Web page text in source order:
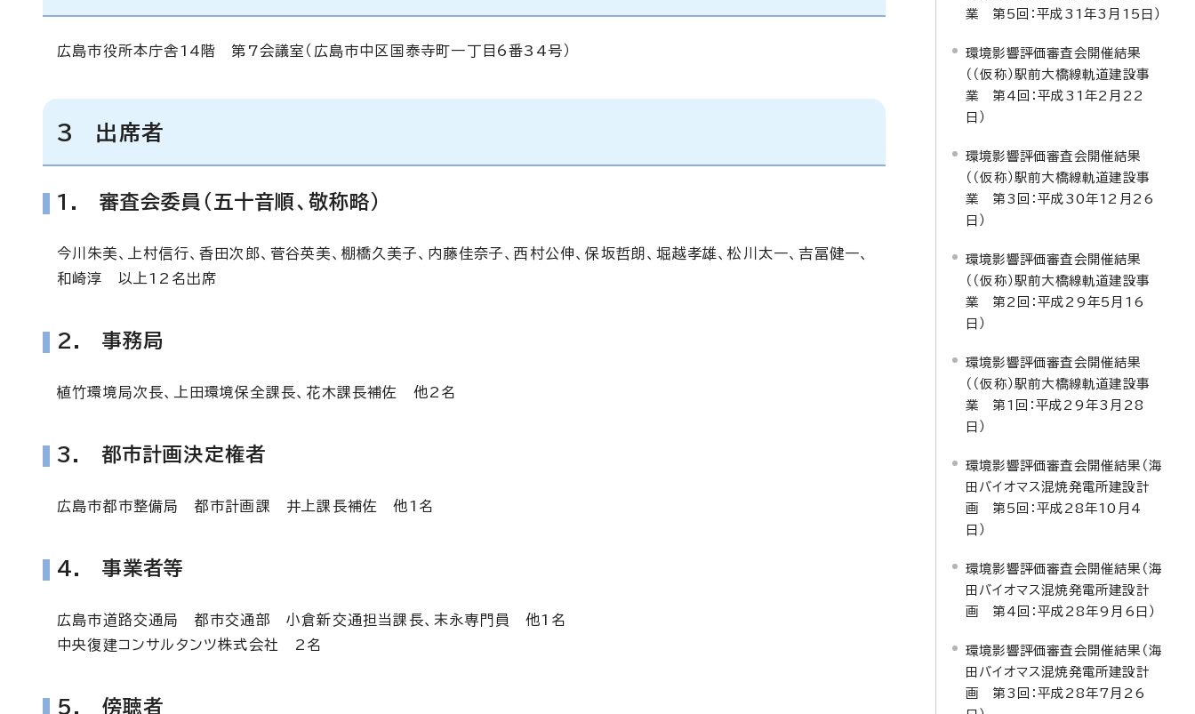
広島市役所本庁舎14階 第7会議室（広島市中区国泰寺町一丁目6番34号）
3 出席者
1. 審査会委員（五十音順、敬称略）
今川朱美、上村信行、香田次郎、菅谷英美、棚橋久美子、内藤佳奈子、西村公伸、保坂哲朗、堀越孝雄、松川太一、吉冨健一、
和崎淳 以上12名出席
2. 事務局
植竹環境局次長、上田環境保全課長、花木課長補佐 他2名
3. 都市計画決定権者
広島市都市整備局 都市計画課 井上課長補佐 他1名
4. 事業者等
広島市道路交通局 都市交通部 小倉新交通担当課長、末永専門員 他1名
中央復建コンサルタンツ株式会社 2名
5. 傍聴者
業 第5回：平成31年3月15日）
環境影響評価審査会開催結果
（（仮称）駅前大橋線軌道建設事
業 第4回：平成31年2月22
日）
環境影響評価審査会開催結果
（（仮称）駅前大橋線軌道建設事
業 第3回：平成30年12月26
日）
環境影響評価審査会開催結果
（（仮称）駅前大橋線軌道建設事
業 第2回：平成29年5月16
日）
環境影響評価審査会開催結果
（（仮称）駅前大橋線軌道建設事
業 第1回：平成29年3月28
日）
環境影響評価審査会開催結果（海
田バイオマス混焼発電所建設計
画 第5回：平成28年10月4
日）
環境影響評価審査会開催結果（海
田バイオマス混焼発電所建設計
画 第4回：平成28年9月6日）
環境影響評価審査会開催結果（海
田バイオマス混焼発電所建設計
画 第3回：平成28年7月26